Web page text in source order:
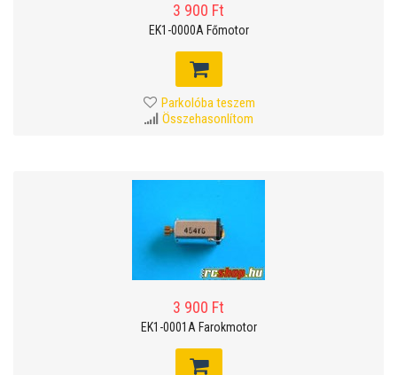
3 900 Ft
EK1-0000A Főmotor
Parkolóba teszem
Összehasonlítom
3 900 Ft
EK1-0001A Farokmotor